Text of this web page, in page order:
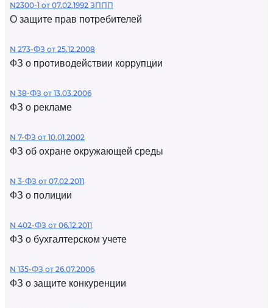
N2300-1 от 07.02.1992 ЗППП
О защите прав потребителей
N 273-ФЗ от 25.12.2008
ФЗ о противодействии коррупции
N 38-ФЗ от 13.03.2006
ФЗ о рекламе
N 7-ФЗ от 10.01.2002
ФЗ об охране окружающей среды
N 3-ФЗ от 07.02.2011
ФЗ о полиции
N 402-ФЗ от 06.12.2011
ФЗ о бухгалтерском учете
N 135-ФЗ от 26.07.2006
ФЗ о защите конкуренции